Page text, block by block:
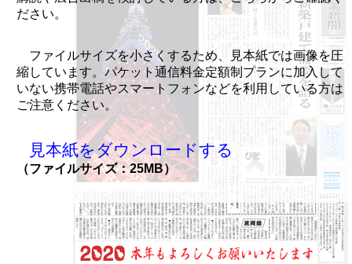
ださい。
ファイルサイズを小さくするため、見本紙では画像を圧
縮しています。パケット通信料金定額制プランに加入して
いない携帯電話やスマートフォンなどを利用している方は
ご注意ください。
見本紙をダウンロードする
（ファイルサイズ：25MB）